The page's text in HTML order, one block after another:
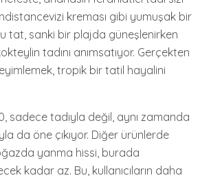
kreması gibi yumuşak bir
tat, sanki bir plajda güneşlenirken
tadını anımsatıyor. Gerçekten
tropik bir tatil hayalini
sadece tadıyla değil, aynı zamanda
da öne çıkıyor. Diğer ürünlerde
yanma hissi, burada
kadar az. Bu, kullanıcıların daha